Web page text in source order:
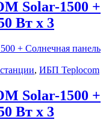
Solar-1500 +
Вт х 3
, ИБП Teplocom
Solar-1500 +
Вт х 3